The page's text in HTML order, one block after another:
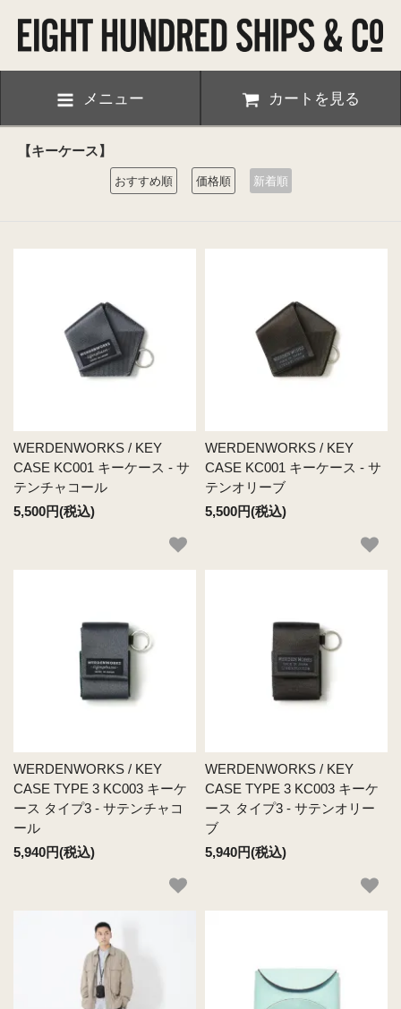
メニュー カートを見る
【キーケース】
おすすめ順 価格順 新着順
WERDENWORKS / KEY
CASE KC001 キーケース - サ
テンチャコール
5,500円(税込)
WERDENWORKS / KEY
CASE KC001 キーケース - サ
テンオリーブ
5,500円(税込)
WERDENWORKS / KEY
CASE TYPE 3 KC003 キーケ
ース タイプ3 - サテンチャコ
ール
5,940円(税込)
WERDENWORKS / KEY
CASE TYPE 3 KC003 キーケ
ース タイプ3 - サテンオリー
ブ
5,940円(税込)